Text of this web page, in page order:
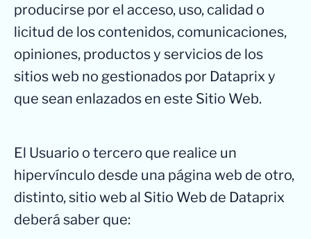
producirse por el acceso, uso, calidad o
licitud de los contenidos, comunicaciones,
opiniones, productos y servicios de los
sitios web no gestionados por Dataprix y
que sean enlazados en este Sitio Web.
El Usuario o tercero que realice un
hipervínculo desde una página web de otro,
distinto, sitio web al Sitio Web de Dataprix
deberá saber que: